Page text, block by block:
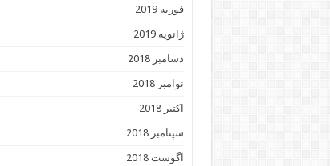
فوریه 2019
ژانویه 2019
دسامبر 2018
نوامبر 2018
اکتبر 2018
سپتامبر 2018
آگوست 2018